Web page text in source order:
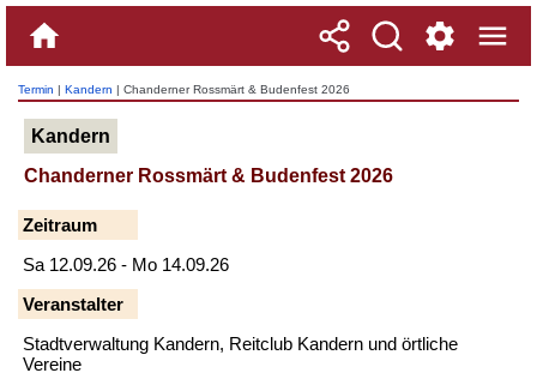
Termin | Kandern | Chanderner Rossmärt & Budenfest 2026
Kandern
Chanderner Rossmärt & Budenfest 2026
Zeitraum
Sa 12.09.26 - Mo 14.09.26
Veranstalter
Stadtverwaltung Kandern, Reitclub Kandern und örtliche
Vereine